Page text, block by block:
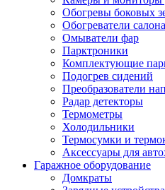
Обогревы боковых
Обогреватели салона
Омыватели фар
Парктроники
Комплектующие
Подогрев сидений
Преобразователи
Радар детекторы
Термометры
Холодильники
Термосумки и
Аксессуары для
Гаражное оборудование
Домкраты